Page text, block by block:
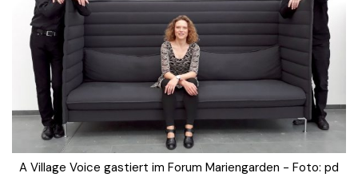
A Village Voice gastiert im Forum Mariengarden - Foto: pd